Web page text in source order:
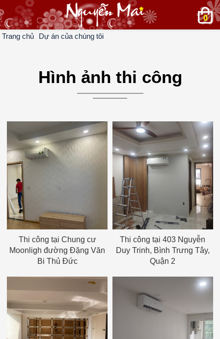
0
Trang chủ Dự án của chúng tôi
Hình ảnh thi công
Thi công tại Chung cư
Moonligh đường Đặng Văn
Bi Thủ Đức
Thi công tại 403 Nguyễn
Duy Trinh, Bình Trưng Tây,
Quận 2